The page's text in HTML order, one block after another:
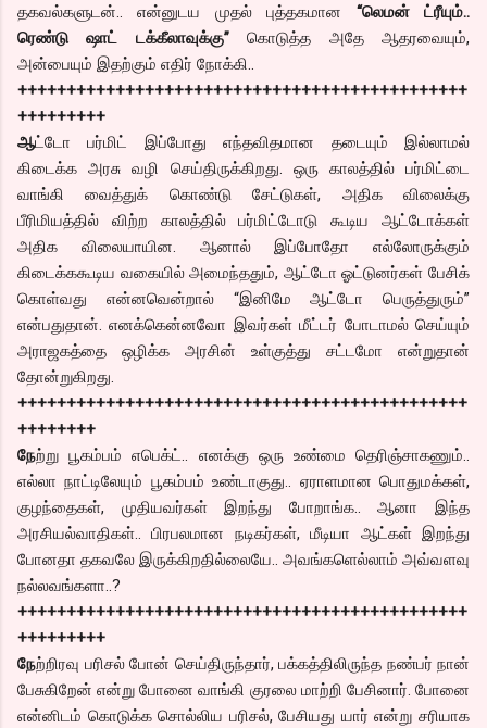
தகவல்களுடன்.. என்னுடய முதல் புத்தகமான “லெமன் ட்ரீயும்..
ரெண்டு ஷாட் டக்கீலாவுக்கு”கொடுத்த அதே ஆதரவையும்,
அன்பையும் இதற்கும் எதிர் நோக்கி..
++++++++++++++++++++++++++++++++++++++++++++++
+++++++++
ஆட்டோ பர்மிட் இப்போது எந்தவிதமான தடையும் இல்லாமல்
கிடைக்க அரசு வழி செய்திருக்கிறது. ஒரு காலத்தில் பர்மிட்டை
வாங்கி வைத்துக் கொண்டு சேட்டுகள், அதிக விலைக்கு
பீரிமியத்தில் விற்ற காலத்தில் பர்மிட்டோடு கூடிய ஆட்டோக்கள்
அதிக விலையாயின. ஆனால் இப்போதோ எல்லோருக்கும்
கிடைக்ககூடிய வகையில் அமைந்ததும், ஆட்டோ ஓட்டுனர்கள் பேசிக்
கொள்வது என்னவென்றால் “இனிமே ஆட்டோ பெருத்துரும்”
என்பதுதான். எனக்கென்னவோ இவர்கள் மீட்டர் போடாமல் செய்யும்
அராஜகத்தை ஒழிக்க அரசின் உள்குத்து சட்டமோ என்றுதான்
தோன்றுகிறது.
++++++++++++++++++++++++++++++++++++++++++++++
++++++++
நேற்று பூகம்பம் எபெக்ட்.. எனக்கு ஒரு உண்மை தெரிஞ்சாகணும்..
எல்லா நாட்டிலேயும் பூகம்பம் உண்டாகுது.. ஏராளமான பொதுமக்கள்,
குழந்தைகள், முதியவர்கள் இறந்து போறாங்க.. ஆனா இந்த
அரசியல்வாதிகள்.. பிரபலமான நடிகர்கள், மீடியா ஆட்கள் இறந்து
போனதா தகவலே இருக்கிறதில்லையே.. அவங்களெல்லாம் அவ்வளவு
நல்லவங்களா..?
++++++++++++++++++++++++++++++++++++++++++++++
+++++++++
நேற்றிரவு பரிசல் போன் செய்திருந்தார், பக்கத்திலிருந்த நண்பர் நான்
பேசுகிறேன் என்று போனை வாங்கி குரலை மாற்றி பேசினார். போனை
என்னிடம் கொடுக்க சொல்லிய பரிசல், பேசியது யார் என்று சரியாக